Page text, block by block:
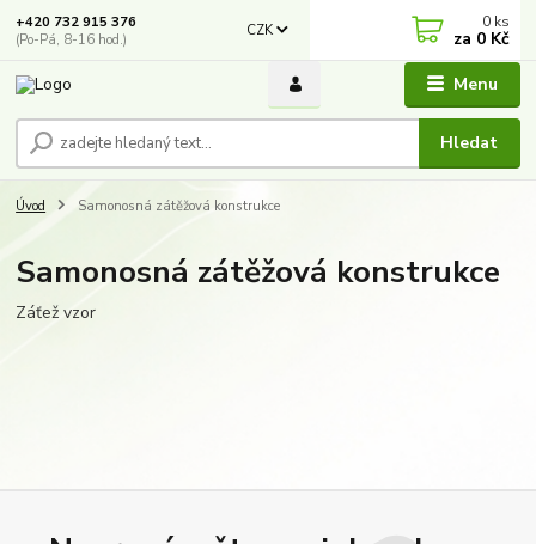
Menu
CZK
Hledat
+420 732 915 376
(Po-Pá, 8-16 hod.)
0 ks
za 0 Kč
Úvod Samonosná zátěžová konstrukce
Samonosná zátěžová konstrukce
Záťež vzor